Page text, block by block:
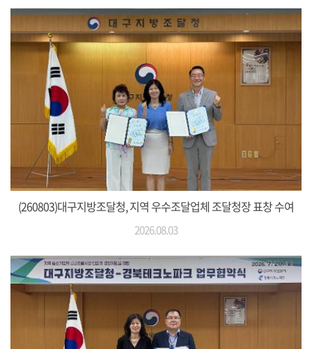
(260803)대구지방조달청, 지역 우수조달업체 조달청장 표창 수여
2026.08.03